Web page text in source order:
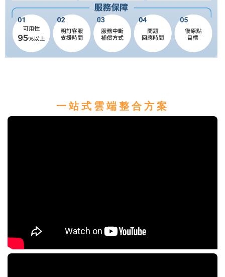
一站式 雲 端 整 合 方 案